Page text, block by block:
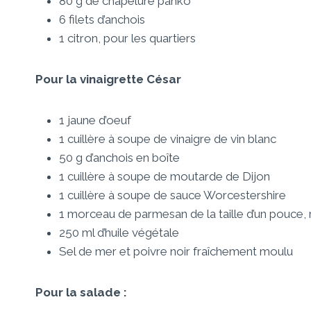
6 filets d’anchois
1 citron, pour les quartiers
Pour la vinaigrette César
1 jaune d’oeuf
1 cuillère à soupe de vinaigre de vin blanc
50 g d’anchois en boîte
1 cuillère à soupe de moutarde de Dijon
1 cuillère à soupe de sauce Worcestershire
1 morceau de parmesan de la taille d’un pouce,
250 ml d’huile végétale
Sel de mer et poivre noir fraîchement moulu
Pour la salade :